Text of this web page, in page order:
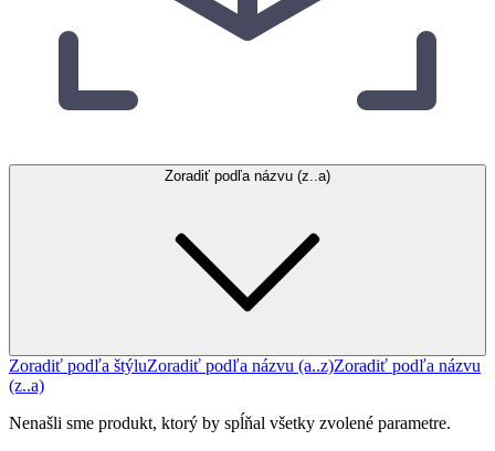
Zoradiť podľa názvu (z..a)
Zoradiť podľa štýluZoradiť podľa názvu (a..z)Zoradiť podľa názvu
(z..a)
Nenašli sme produkt, ktorý by spĺňal všetky zvolené parametre.